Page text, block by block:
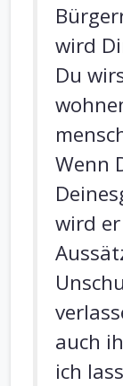
wird
Du
Wenn
wird
auch
ich